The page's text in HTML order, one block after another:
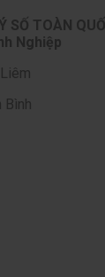
SỐ TOÀN
Nghiệp
Bình